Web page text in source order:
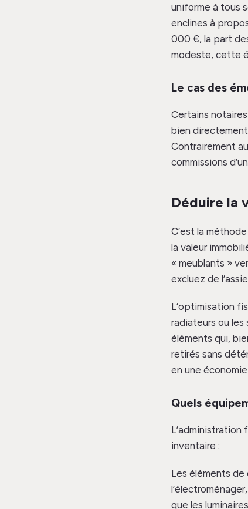
uniforme à tous
enclines à
000 €, la part
modeste, cette
Le cas des
Certains
bien
Contrairement
commissions
Déduire la
C’est la
la valeur
« meublants »
excluez de
L’optimisation
radiateurs ou
éléments qui,
retirés sans
en une
Quels
L’administration
inventaire :
Les éléments
que les